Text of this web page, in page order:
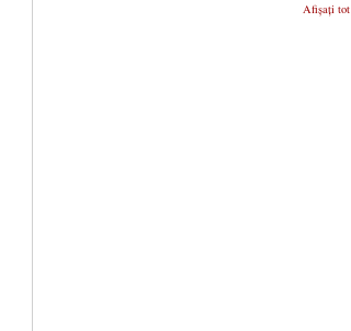
Afișați tot